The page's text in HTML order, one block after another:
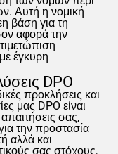
Αυτή η νομική
βάση για τη
αφορά την
έγκυρη
DPO
προκλήσεις και
μας DPO είναι
σας,
την προστασία
αλλά και
σας στόχους,